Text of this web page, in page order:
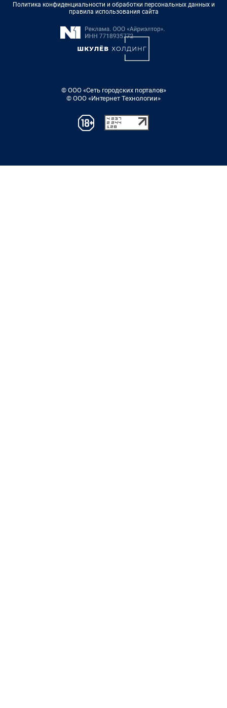
Политика конфиденциальности и обработки персональных данных и
правила использования сайта
© ООО «Сеть городских порталов»
© ООО «Интернет Технологии»